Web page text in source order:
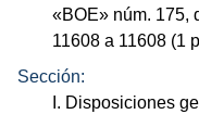
«BOE» núm. 175,
11608 a 11608 (1
Sección:
I. Disposiciones